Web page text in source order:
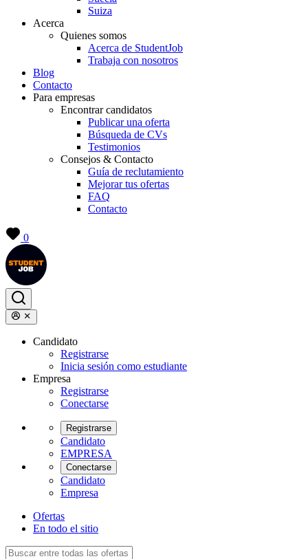
Suiza
Acerca
Quienes somos
Acerca de StudentJob
Trabaja con nosotros
Blog
Contacto
Para empresas
Encontrar candidatos
Publicar una oferta
Búsqueda de CVs
Testimonios
Consejos & Contacto
Guía de reclutamiento
Mejorar tus ofertas
FAQ
Contacto
0
Candidato
Registrarse
Inicia sesión como estudiante
Empresa
Registrarse
Conectarse
Registrarse
Candidato
EMPRESA
Conectarse
Candidato
Empresa
Ofertas
En todo el sitio